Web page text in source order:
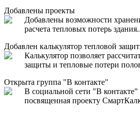
Добавлены проекты
Добавлены возможности
расчета тепловых потерь
Добавлен калькулятор тепловой
Калькулятор позволяет
защиты и тепловые потери
Открыта группа "В контакте"
В социальной сети "В контакте"
посвященная проекту